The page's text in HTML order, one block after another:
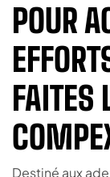
POUR
FAITES
Destiné aux